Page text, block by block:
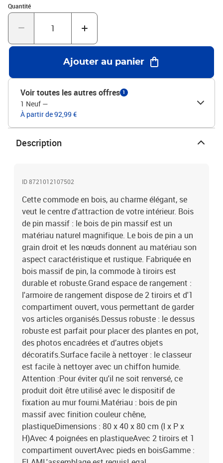
nettoyer avec un chiffon humide. Attention :Pour éviter qu'il ne soit
renversé, ce produit doit être utilisé avec le dispositif de fixation
au mur fourni.Matériau : bois de pin massif avec finition couleur
poignées en plastiqueAvec 2 tiroirs et 1 compartiment ouvertAvec
pieds en boisGamme : FLAML'assemblage est requisLegal
Documents:Vous trouverez ici plus de détails sur la façon
d'empêcher vos meubles de basculer
Quantité
Quantité : 1
Ajouter au panier
Voir toutes les autres offres 1
1 Neuf —
À partir de 92,99 €
Description
ID 8721012107502
Cette commode en bois, au charme élégant, se
veut le centre d'attraction de votre intérieur. Bois
de pin massif : le bois de pin massif est un
matériau naturel magnifique. Le bois de pin a un
grain droit et les nœuds donnent au matériau son
aspect caractéristique et rustique. Fabriquée en
bois massif de pin, la commode à tiroirs est
durable et robuste.Grand espace de rangement :
l'armoire de rangement dispose de 2 tiroirs et d'1
compartiment ouvert, vous permettant de garder
vos articles organisés.Dessus robuste : le dessus
robuste est parfait pour placer des plantes en pot,
des photos encadrées et d’autres objets
décoratifs.Surface facile à nettoyer : le classeur
est facile à nettoyer avec un chiffon humide.
Attention :Pour éviter qu'il ne soit renversé, ce
produit doit être utilisé avec le dispositif de
fixation au mur fourni.Matériau : bois de pin
massif avec finition couleur chêne,
plastiqueDimensions : 80 x 40 x 80 cm (l x P x
H)Avec 4 poignées en plastiqueAvec 2 tiroirs et 1
compartiment ouvertAvec pieds en boisGamme :